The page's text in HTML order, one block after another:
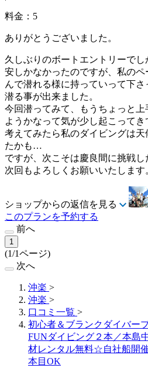
料金：5
ありがとうございました。
久しぶりのボートエントリーで
安しかなかったのですが、私の
んで潜れる様に持っていって下
潜る事が出来ました。
今回潜ってみて、もうちょっと
ようかなって気が少し起こってき
考えてみたら私のダイビングは
たかも…
ですが、次こそは慶良間に挑戦し
次回もよろしくお願いいたします
ショップからの返信を見る
このプランを予約する
前へ
1
(1/1ページ)
次へ
沖楽 >
沖楽 >
口コミ一覧 >
初心者＆ブランクダイバー
FUNダイビング２本／本島
材レンタル無料☆自社船
本目OK